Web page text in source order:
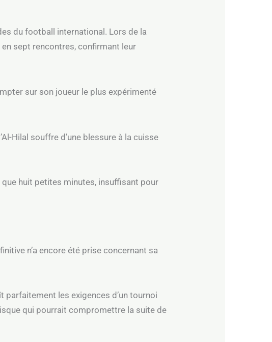
du football international. Lors de la
en sept rencontres, confirmant leur
sur son joueur le plus expérimenté
Hilal souffre d’une blessure à la cuisse
que huit petites minutes, insuffisant pour
n’a encore été prise concernant sa
les exigences d’un tournoi
qui pourrait compromettre la suite de